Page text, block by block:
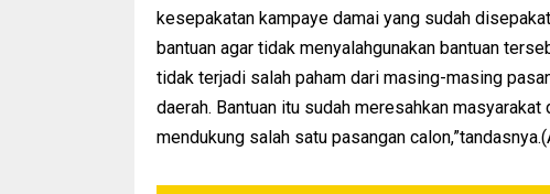
kesepakatan kampaye damai yang sudah
bantuan agar tidak menyalahgunakan bantuan
tidak terjadi salah paham dari masing-masing
daerah. Bantuan itu sudah meresahkan
mendukung salah satu pasangan